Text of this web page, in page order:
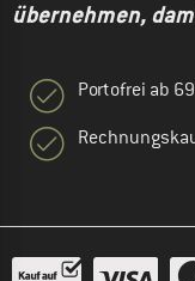
übernehmen,
Portofrei ab